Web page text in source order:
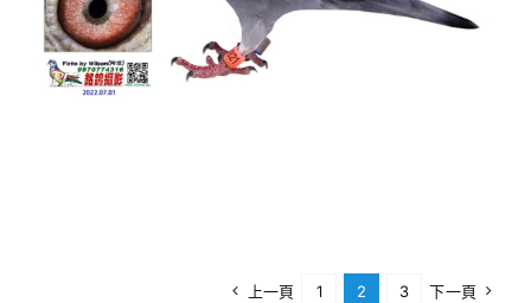
上一頁 1 2 3 下一頁